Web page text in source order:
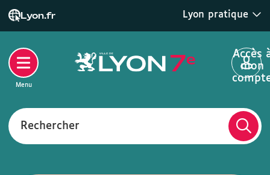
Lyon.fr Lyon pratique
Rechercher
Accès
mon
Menu